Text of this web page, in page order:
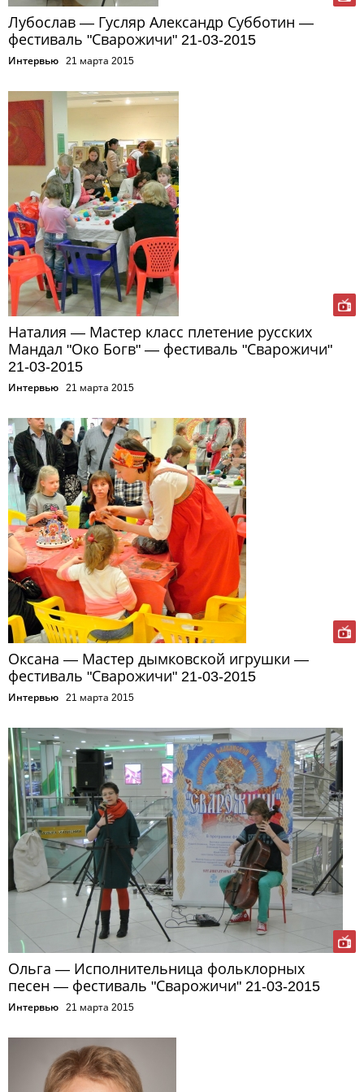
Лубослав — Гусляр Александр Субботин —
фестиваль "Сварожичи" 21-03-2015
Интервью 21 марта 2015
Наталия — Мастер класс плетение русских
Мандал "Око Богв" — фестиваль "Сварожичи"
21-03-2015
Интервью 21 марта 2015
Оксана — Мастер дымковской игрушки —
фестиваль "Сварожичи" 21-03-2015
Интервью 21 марта 2015
Ольга — Исполнительница фольклорных
песен — фестиваль "Сварожичи" 21-03-2015
Интервью 21 марта 2015